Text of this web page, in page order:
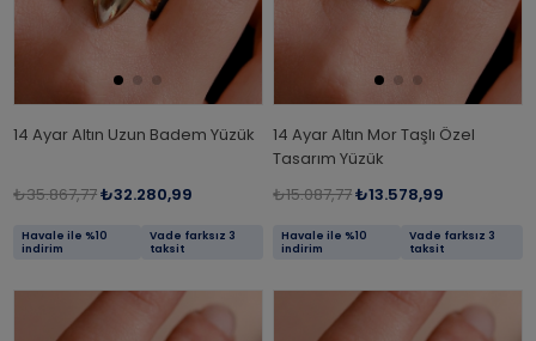
14 Ayar Altın Uzun Badem Yüzük
₺35.867,77₺32.280,99
Havale ile %10
indirim
Vade farksız 3
taksit
14 Ayar Altın Mor Taşlı Özel
Tasarım Yüzük
₺15.087,77₺13.578,99
Havale ile %10
indirim
Vade farksız 3
taksit